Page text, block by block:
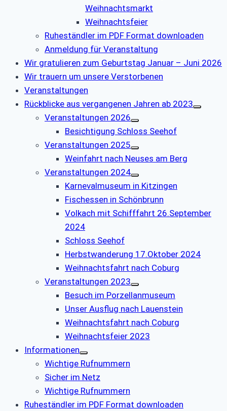
Weihnachtsmarkt
Weihnachtsfeier
Ruheständler im PDF Format downloaden
Anmeldung für Veranstaltung
Wir gratulieren zum Geburtstag Januar – Juni 2026
Wir trauern um unsere Verstorbenen
Veranstaltungen
Rückblicke aus vergangenen Jahren ab 2023
Veranstaltungen 2026
Besichtigung Schloss Seehof
Veranstaltungen 2025
Weinfahrt nach Neuses am Berg
Veranstaltungen 2024
Karnevalmuseum in Kitzingen
Fischessen in Schönbrunn
Volkach mit Schifffahrt 26.September
2024
Schloss Seehof
Herbstwanderung 17.Oktober 2024
Weihnachtsfahrt nach Coburg
Veranstaltungen 2023
Besuch im Porzellanmuseum
Unser Ausflug nach Lauenstein
Weihnachtsfahrt nach Coburg
Weihnachtsfeier 2023
Informationen
Wichtige Rufnummern
Sicher im Netz
Wichtige Rufnummern
Ruheständler im PDF Format downloaden